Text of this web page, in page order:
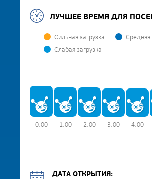
ЛУЧШЕЕ ВРЕМЯ ДЛЯ
Сильная загрузка
Средняя
Слабая загрузка
0:00 1:00 2:00 3:00 4:00
ДАТА ОТКРЫТИЯ: